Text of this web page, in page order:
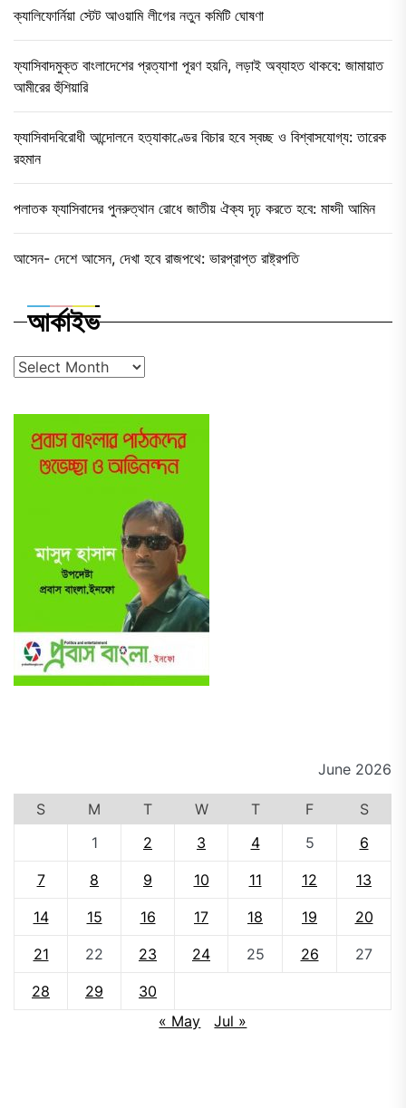
ক্যালিফোর্নিয়া স্টেট আওয়ামি লীগের নতুন কমিটি ঘোষণা
ফ্যাসিবাদমুক্ত বাংলাদেশের প্রত্যাশা পূরণ হয়নি, লড়াই অব্যাহত থাকবে: জামায়াত
আমীরের হুঁশিয়ারি
ফ্যাসিবাদবিরোধী আন্দোলনে হত্যাকাণ্ডের বিচার হবে স্বচ্ছ ও বিশ্বাসযোগ্য: তারেক
রহমান
পলাতক ফ্যাসিবাদের পুনরুত্থান রোধে জাতীয় ঐক্য দৃঢ় করতে হবে: মাহ্দী আমিন
আসেন- দেশে আসেন, দেখা হবে রাজপথে: ভারপ্রাপ্ত রাষ্ট্রপতি
আর্কাইভ
আর্কাইভ
June 2026
S M T W T F
S
1
2 3 4 5 6
7 8 9 10 11 12 13
14 15 16 17 18 19 20
21 22 23 24 25 26 27
28 29
30
« May
Jul »